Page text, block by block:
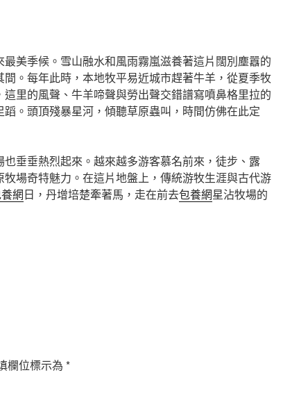
美季候。雪山融水和風雨霧嵐滋養著這片闊別塵囂的
。每年此時，本地牧平易近城市趕著牛羊，從夏季牧
里的風聲、牛羊啼聲與勞出聲交錯譜寫噴鼻格里拉的
。頭頂殘暴星河，傾聽草原蟲叫，時間仿佛在此定
垂垂熱烈起來。越來越多游客慕名前來，徒步、露
牧場奇特魅力。在這片地盤上，傳統游牧生涯與古代游
網日，丹增培楚牽著馬，走在前去包養網星沾牧場的
欄位標示為 *